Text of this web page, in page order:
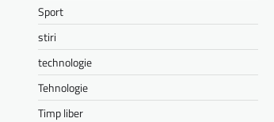
Sport
stiri
technologie
Tehnologie
Timp liber